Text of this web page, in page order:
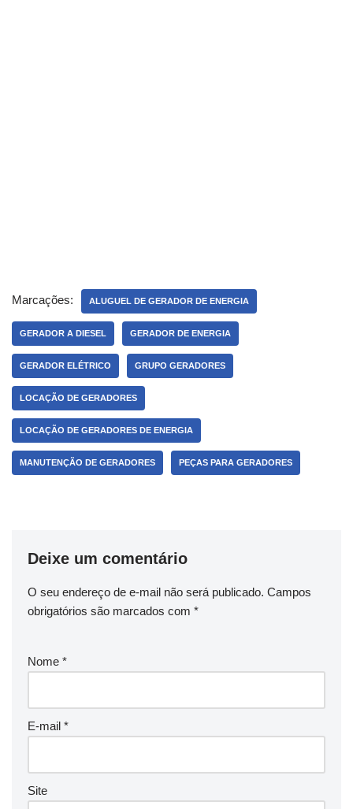
Marcações: ALUGUEL DE GERADOR DE ENERGIA
GERADOR A DIESEL GERADOR DE ENERGIA
GERADOR ELÉTRICO GRUPO GERADORES
LOCAÇÃO DE GERADORES
LOCAÇÃO DE GERADORES DE ENERGIA
MANUTENÇÃO DE GERADORES PEÇAS PARA GERADORES
Deixe um comentário
O seu endereço de e-mail não será publicado. Campos
obrigatórios são marcados com *
Nome *
E-mail *
Site